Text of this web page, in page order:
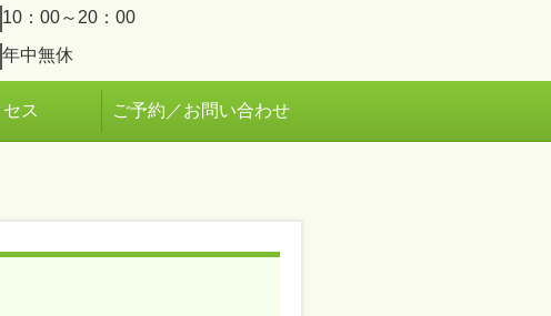
10：00～20：00
年中無休
ス ご予約／お問い合わせ